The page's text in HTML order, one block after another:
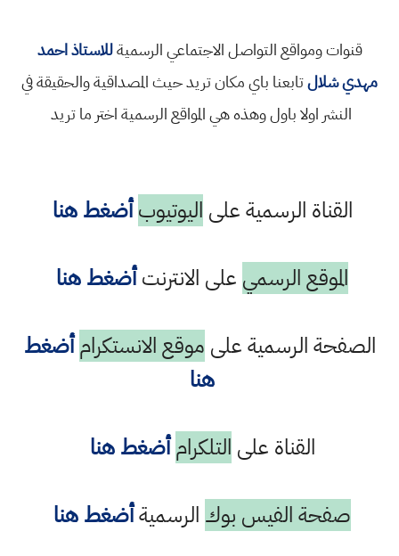
قنوات ومواقع التواصل الاجتماعي الرسميةللاستاذ احمد
مهدي شلالتابعنا باي مكان تريد حيث المصداقية والحقيقة في
النشر اولا باول وهذه هي المواقع الرسمية اختر ما تريد
القناة الرسمية على اليوتيوب أضغط هنا
الموقع الرسمي على الانترنتأضغط هنا
الصفحة الرسمية على موقع الانستكرام أضغط
هنا
القناة على التلكرام أضغط هنا
صفحة الفيس بوك الرسميةأضغط هنا